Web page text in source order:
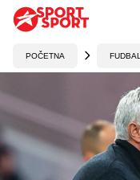
POČETNA FUDBAL